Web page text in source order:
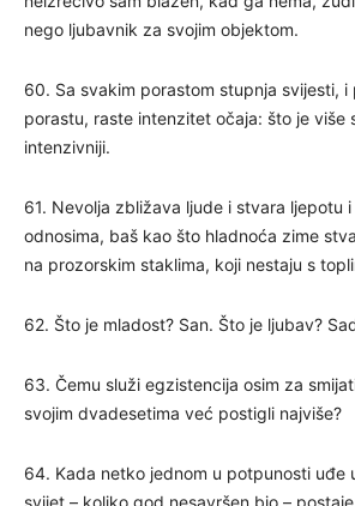
nego ljubavnik za svojim objektom.
60. Sa svakim porastom stupnja svijesti, i
porastu, raste intenzitet očaja: što je više
intenzivniji.
61. Nevolja zbližava ljude i stvara ljepotu
odnosima, baš kao što hladnoća zime
na prozorskim staklima, koji nestaju s
62. Što je mladost? San. Što je ljubav?
63. Čemu služi egzistencija osim za
svojim dvadesetima već postigli najviše?
64. Kada netko jednom u potpunosti uđe
svijet – koliko god nesavršen bio –